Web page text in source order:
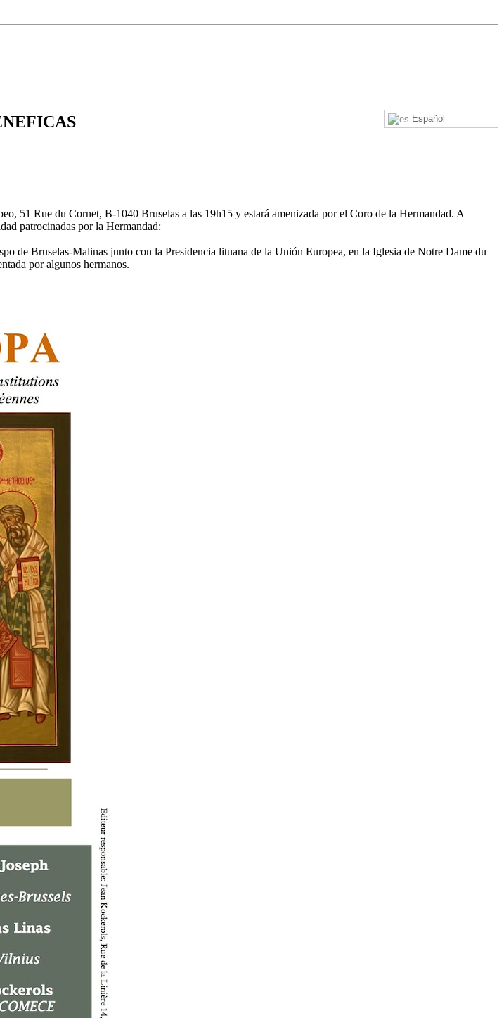
Español
51 Rue du Cornet, B-1040 Bruselas a las 19h15 y estará amenizada por el Coro de la Hermandad. A
patrocinadas por la Hermandad:
de Bruselas-Malinas junto con la Presidencia lituana de la Unión Europea, en la Iglesia de Notre Dame du
por algunos hermanos.